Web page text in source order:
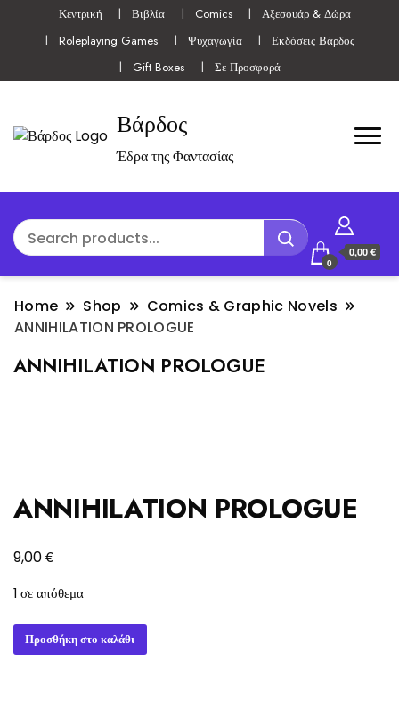
Κεντρική Βιβλία Comics
Αξεσουάρ & Δώρα
Roleplaying Games
Ψυχαγωγία
Εκδόσεις Βάρδος
Gift Boxes
Σε Προσφορά
Βάρδος
Έδρα της Φαντασίας
0
0,00 €
Home Shop
Comics & Graphic Novels
ANNIHILATION PROLOGUE
ANNIHILATION PROLOGUE
ANNIHILATION PROLOGUE
9,00€
1 σε απόθεμα
ANNIHILATION
PROLOGUE
Προσθήκη στο καλάθι